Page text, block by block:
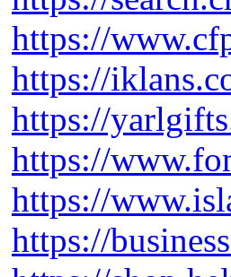
https://
https://
https://
https://
https://
https://